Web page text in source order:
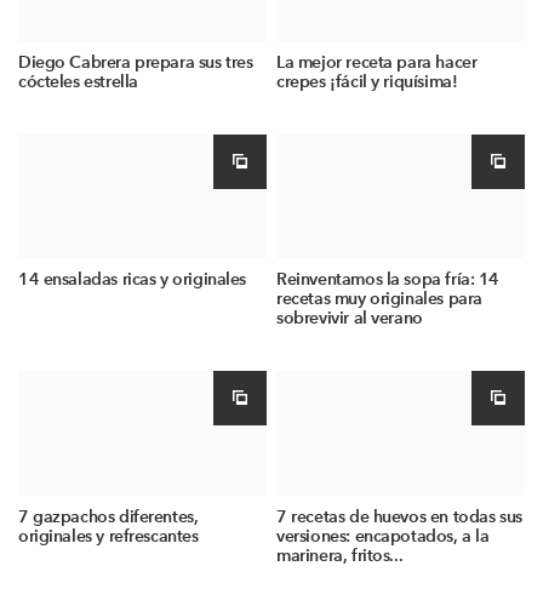
Diego Cabrera prepara sus tres
cócteles estrella
La mejor receta para hacer
crepes ¡fácil y riquísima!
14 ensaladas ricas y originales
Reinventamos la sopa fría: 14
recetas muy originales para
sobrevivir al verano
7 gazpachos diferentes,
originales y refrescantes
7 recetas de huevos en todas sus
versiones: encapotados, a la
marinera, fritos...